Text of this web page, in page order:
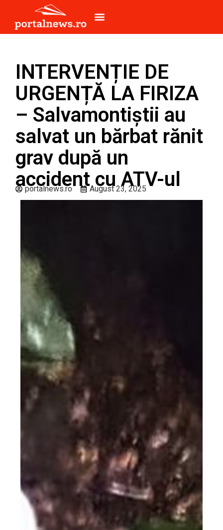
INTERVENȚIE DE
URGENȚĂ LA FIRIZA
– Salvamontiștii au
salvat un bărbat rănit
grav după un
accident cu ATV-ul
portalnews.ro August 23, 2025